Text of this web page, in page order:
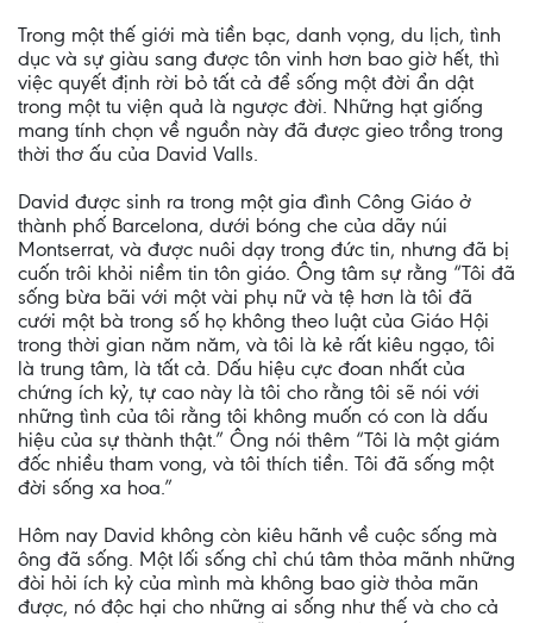
Trong một thế giới mà tiền bạc, danh vọng, du lịch, tình
dục và sự giàu sang được tôn vinh hơn bao giờ hết, thì
việc quyết định rời bỏ tất cả để sống một đời ẩn dật
trong một tu viện quả là ngược đời. Những hạt giống
mang tính chọn về nguồn này đã được gieo trồng trong
thời thơ ấu của David Valls.
David được sinh ra trong một gia đình Công Giáo ở
thành phố Barcelona, dưới bóng che của dãy núi
Montserrat, và được nuôi dạy trong đức tin, nhưng đã bị
cuốn trôi khỏi niềm tin tôn giáo. Ông tâm sự rằng “Tôi đã
sống bừa bãi với một vài phụ nữ và tệ hơn là tôi đã
cưới một bà trong số họ không theo luật của Giáo Hội
trong thời gian năm năm, và tôi là kẻ rất kiêu ngạo, tôi
là trung tâm, là tất cả. Dấu hiệu cực đoan nhất của
chứng ích kỷ, tự cao này là tôi cho rằng tôi sẽ nói với
những tình của tôi rằng tôi không muốn có con là dấu
hiệu của sự thành thật.” Ông nói thêm “Tôi là một giám
đốc nhiều tham vong, và tôi thích tiền. Tôi đã sống một
đời sống xa hoa.”
Hôm nay David không còn kiêu hãnh về cuộc sống mà
ông đã sống. Một lối sống chỉ chú tâm thỏa mãnh những
đòi hỏi ích kỷ của mình mà không bao giờ thỏa mãn
được, nó độc hại cho những ai sống như thế và cho cả